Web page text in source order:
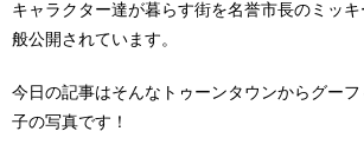
キャラクター達が暮らす街を名誉市長のミッ
般公開されています。
今日の記事はそんなトゥーンタウンからグー
子の写真です！